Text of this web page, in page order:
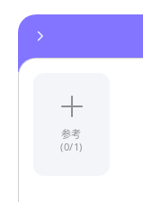
参考
(0/1)